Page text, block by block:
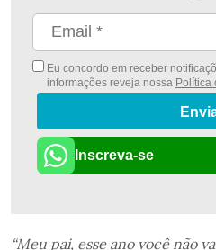
Eu concordo em receber
informações reveja nossa Política
Inscreva-se
“Meu pai, esse ano você não